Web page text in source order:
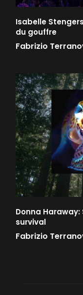
Isabelle
du gouffre
Fabrizio
Donna
survival
Fabrizio